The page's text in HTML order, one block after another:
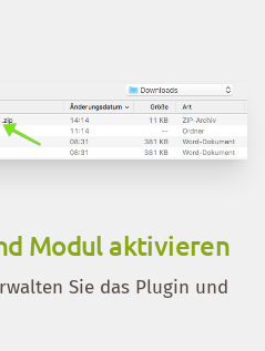
Modul aktivieren
Sie das Plugin und